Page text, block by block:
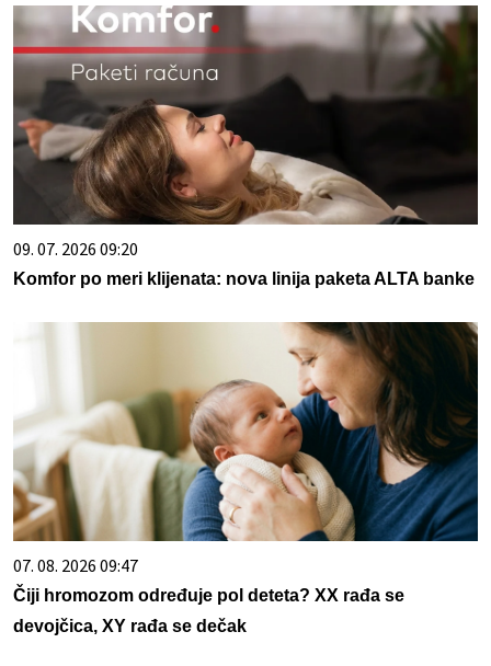
09. 07. 2026 09:20
Komfor po meri klijenata: nova linija paketa ALTA banke
07. 08. 2026 09:47
Čiji hromozom određuje pol deteta? XX rađa se
devojčica, XY rađa se dečak